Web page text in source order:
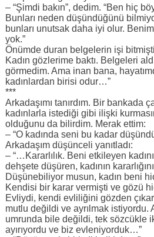
– “Şimdi bakın”, dedim. “Ben hiç
Bunları neden düşündüğünü
bunları unutsak daha iyi olur.
yok.”
Önümde duran belgelerin işi
Kadın gözlerime baktı. Belgeleri
görmedim. Ama inan bana,
kadınlardan birisi odur…”
***
Arkadaşımı tanırdım. Bir bankada
kadınlarla istediği gibi ilişki
olduğunu da bilirdim. Merak ettim:
– “O kadında seni bu kadar
Arkadaşım düşünceli yanıtladı:
– “…Kararlılık. Beni etkileyen
dehşete düşüren, kadının
Düşünebiliyor musun, kadın beni
Kendisi bir karar vermişti ve gözü
Evliydi, kendi evliliğini gözden
mutlu değildi ve ayrılmak
umrunda bile değildi, tek sözcükle
ayırıyordu ve biz evleniyorduk…”